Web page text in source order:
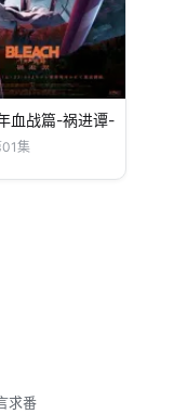
血战篇-祸进谭-
01集
求番